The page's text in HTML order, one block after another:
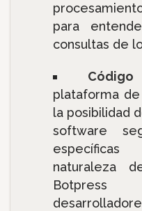
para
consultas de
Código
plataforma
la posibilidad
software
naturaleza